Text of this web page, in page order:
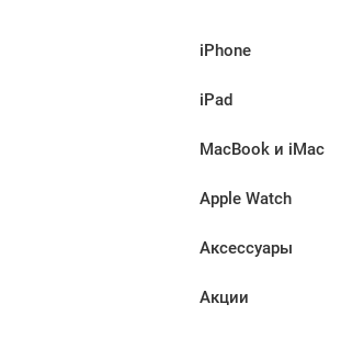
iPhone
iPad
MacBook и iMac
Apple Watch
Аксессуары
Акции